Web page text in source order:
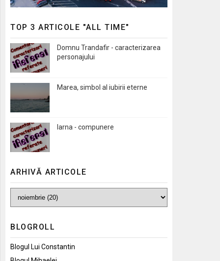
TOP 3 ARTICOLE "ALL TIME"
Domnu Trandafir - caracterizarea
personajului
Marea, simbol al iubirii eterne
Iarna - compunere
ARHIVĂ ARTICOLE
BLOGROLL
Blogul Lui Constantin